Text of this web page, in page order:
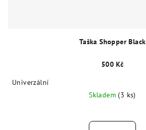
Taška Shopper Black
500 Kč
Univerzální
Skladem(3 ks)